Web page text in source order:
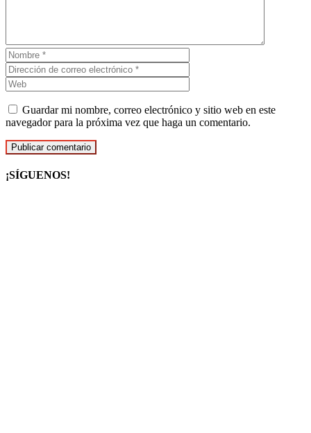
Guardar mi nombre, correo electrónico y sitio web en este
navegador para la próxima vez que haga un comentario.
¡SÍGUENOS!